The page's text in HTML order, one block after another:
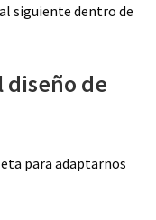
siguiente dentro de
diseño de
para adaptarnos